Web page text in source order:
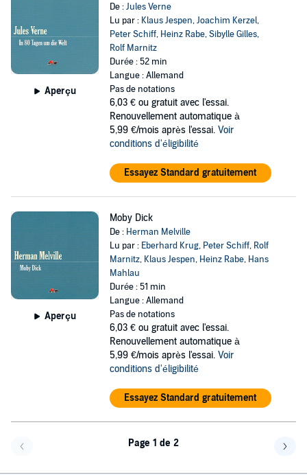
Aperçu
De :Jules Verne
Lu par : Klaus Jespen,Joachim Kerzel,
Peter Schiff, Heinz Rabe,Sibylle Gilles,
Rolf Marnitz
Durée : 52 min
Langue : Allemand
Pas de notations
6,03 € ou gratuit avec l'essai.
Renouvellement automatique à
5,99 €/mois après l'essai. Voir
conditions d'éligibilité
Essayez Standard gratuitement
Aperçu
Moby Dick
De : Herman Melville
Lu par : Eberhard Krug, Peter Schiff, Rolf
Marnitz, Klaus Jespen, Heinz Rabe, Hans
Mahlau
Durée : 51 min
Langue : Allemand
Pas de notations
6,03 € ou gratuit avec l'essai.
Renouvellement automatique à
5,99 €/mois après l'essai. Voir
conditions d'éligibilité
Essayez Standard gratuitement
Page 1 de 2